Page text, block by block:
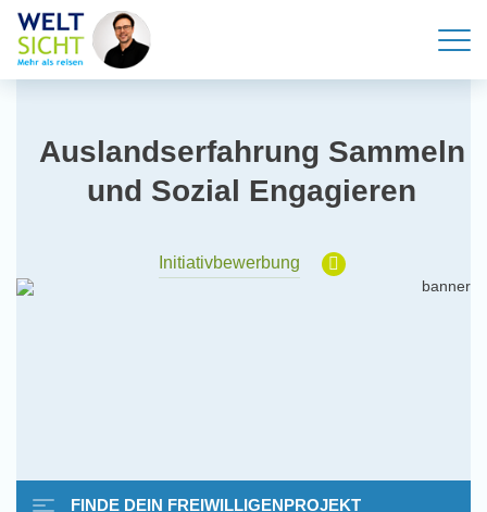
Auslandserfahrung Sammeln
und Sozial Engagieren
Initiativbewerbung
FINDE DEIN FREIWILLIGENPROJEKT